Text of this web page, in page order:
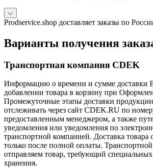
Prodservice.shop доставляет заказы по
Варианты получения
Транспортная компания CDEK
Информацию о времени и сумме доставки
добавлении товара в корзину при
Промежуточные этапы доставки
отслеживать через сайт CDEK.RU по
предоставленным менеджером, а также
уведомления или уведомления по
транспортной компанией. Доставка товара
только после полной оплаты.
отправляем товар, требующий
хранения.